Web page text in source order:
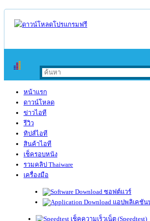
หน้าแรก
ดาวน์โหลด
ข่าวไอที
รีวิว
ทิปส์ไอที
สินค้าไอที
เช็ครอบหนัง
รวมคลิป Thaiware
เครื่องมือ
ซอฟต์แวร์
แอปพลิเคชั
เช็คความเร็วเน็ต (Speedtest)